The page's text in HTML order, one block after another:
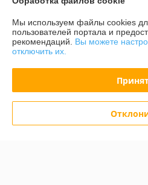
Контакты
Сегодня работает с 10:00
Показать весь график
Отзывы о магазине
У компании пока нет отзывов,
Мы используем файлы cookies
пользователей портала и
рекомендаций. Вы можете
отключить их.